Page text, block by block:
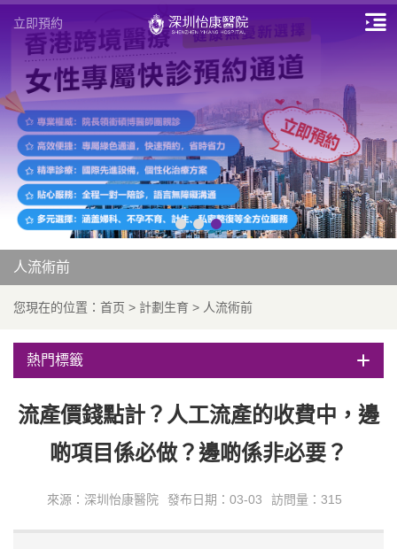
立即預約
人流術前
您現在的位置： 首页 > 計劃生育 > 人流術前
熱門標籤
流產價錢點計？人工流產的收費中，邊
啲項目係必做？邊啲係非必要？
來源：深圳怡康醫院 發布日期：03-03 訪問量：315